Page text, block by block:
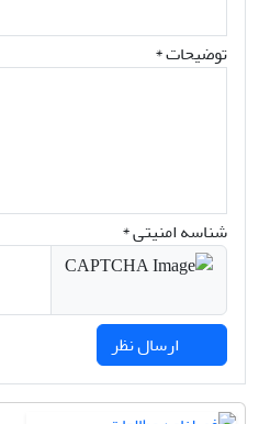
توضیحات *
شناسه امنیتی *